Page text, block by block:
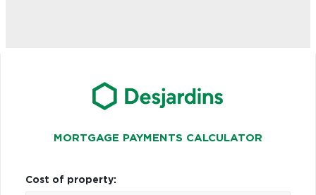
MORTGAGE PAYMENTS CALCULATOR
Cost of property: